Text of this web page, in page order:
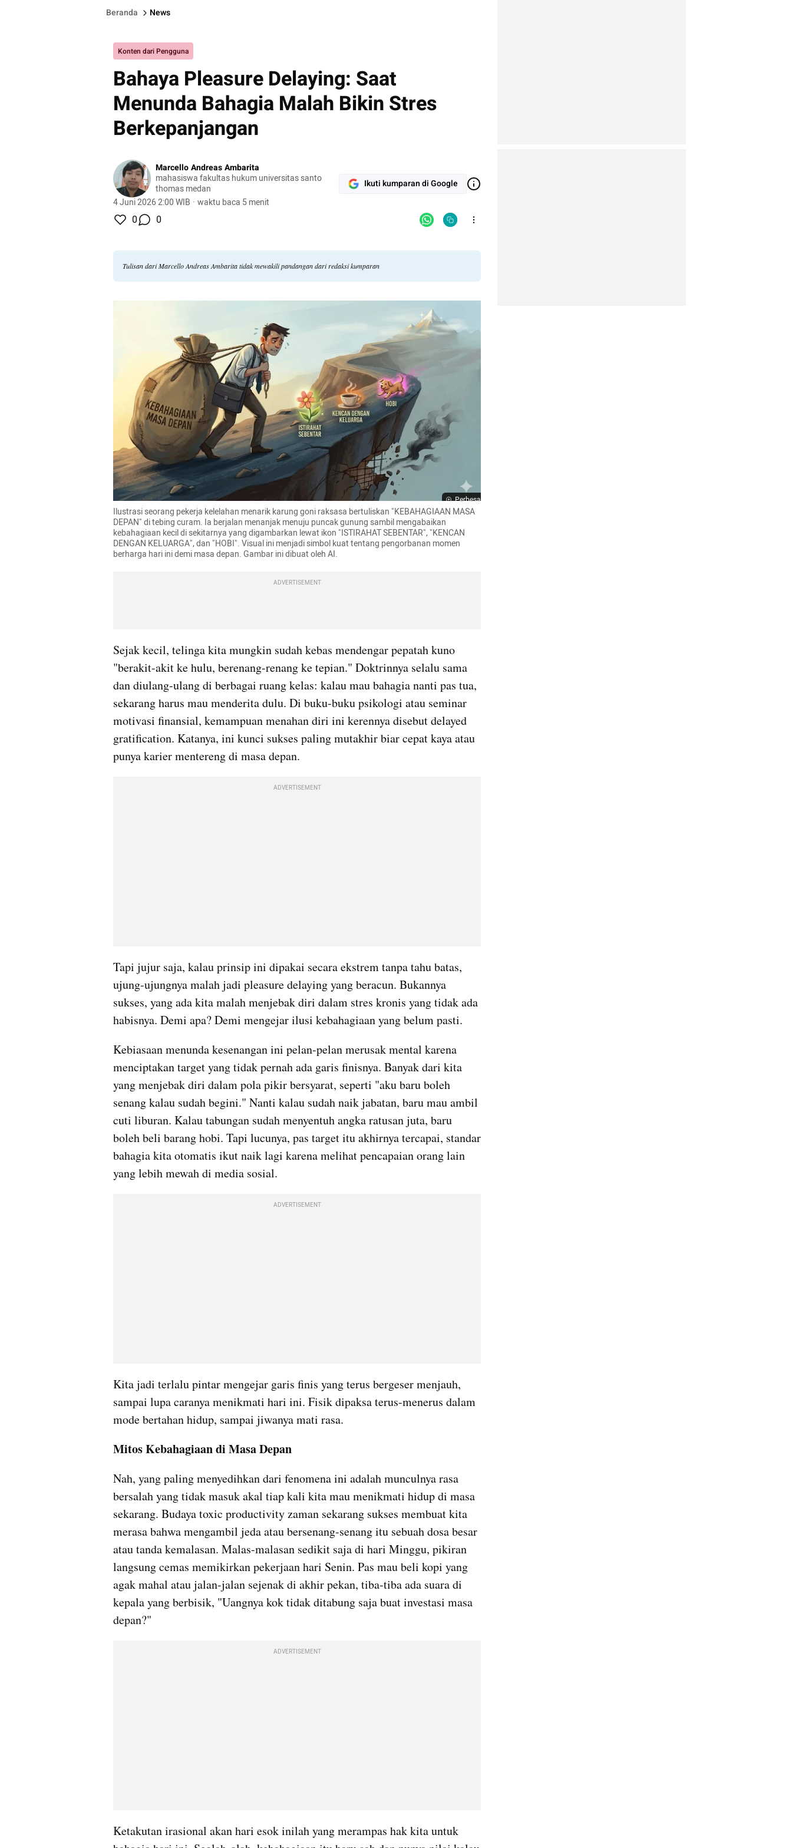
Beranda News
Konten dari Pengguna
Bahaya Pleasure Delaying: Saat
Menunda Bahagia Malah Bikin Stres
Berkepanjangan
Marcello Andreas Ambarita
mahasiswa fakultas hukum universitas santo
thomas medan
4 Juni 2026 2:00 WIB · waktu baca 5 menit
Ikuti kumparan di Google
0 0
Tulisan dari Marcello Andreas Ambarita tidak mewakili pandangan dari redaksi kumparan
Perbesar
Ilustrasi seorang pekerja kelelahan menarik karung goni raksasa bertuliskan "KEBAHAGIAAN MASA
DEPAN" di tebing curam. Ia berjalan menanjak menuju puncak gunung sambil mengabaikan
kebahagiaan kecil di sekitarnya yang digambarkan lewat ikon "ISTIRAHAT SEBENTAR", "KENCAN
DENGAN KELUARGA", dan "HOBI". Visual ini menjadi simbol kuat tentang pengorbanan momen
berharga hari ini demi masa depan. Gambar ini dibuat oleh AI.
ADVERTISEMENT
Sejak kecil, telinga kita mungkin sudah kebas mendengar pepatah kuno
"berakit-akit ke hulu, berenang-renang ke tepian." Doktrinnya selalu sama
dan diulang-ulang di berbagai ruang kelas: kalau mau bahagia nanti pas tua,
sekarang harus mau menderita dulu. Di buku-buku psikologi atau seminar
motivasi finansial, kemampuan menahan diri ini kerennya disebut delayed
gratification. Katanya, ini kunci sukses paling mutakhir biar cepat kaya atau
punya karier mentereng di masa depan.
ADVERTISEMENT
Tapi jujur saja, kalau prinsip ini dipakai secara ekstrem tanpa tahu batas,
ujung-ujungnya malah jadi pleasure delaying yang beracun. Bukannya
sukses, yang ada kita malah menjebak diri dalam stres kronis yang tidak ada
habisnya. Demi apa? Demi mengejar ilusi kebahagiaan yang belum pasti.
Kebiasaan menunda kesenangan ini pelan-pelan merusak mental karena
menciptakan target yang tidak pernah ada garis finisnya. Banyak dari kita
yang menjebak diri dalam pola pikir bersyarat, seperti "aku baru boleh
senang kalau sudah begini." Nanti kalau sudah naik jabatan, baru mau ambil
cuti liburan. Kalau tabungan sudah menyentuh angka ratusan juta, baru
boleh beli barang hobi. Tapi lucunya, pas target itu akhirnya tercapai, standar
bahagia kita otomatis ikut naik lagi karena melihat pencapaian orang lain
yang lebih mewah di media sosial.
ADVERTISEMENT
Kita jadi terlalu pintar mengejar garis finis yang terus bergeser menjauh,
sampai lupa caranya menikmati hari ini. Fisik dipaksa terus-menerus dalam
mode bertahan hidup, sampai jiwanya mati rasa.
Mitos Kebahagiaan di Masa Depan
Nah, yang paling menyedihkan dari fenomena ini adalah munculnya rasa
bersalah yang tidak masuk akal tiap kali kita mau menikmati hidup di masa
sekarang. Budaya toxic productivity zaman sekarang sukses membuat kita
merasa bahwa mengambil jeda atau bersenang-senang itu sebuah dosa besar
atau tanda kemalasan. Malas-malasan sedikit saja di hari Minggu, pikiran
langsung cemas memikirkan pekerjaan hari Senin. Pas mau beli kopi yang
agak mahal atau jalan-jalan sejenak di akhir pekan, tiba-tiba ada suara di
kepala yang berbisik, "Uangnya kok tidak ditabung saja buat investasi masa
depan?"
ADVERTISEMENT
Ketakutan irasional akan hari esok inilah yang merampas hak kita untuk